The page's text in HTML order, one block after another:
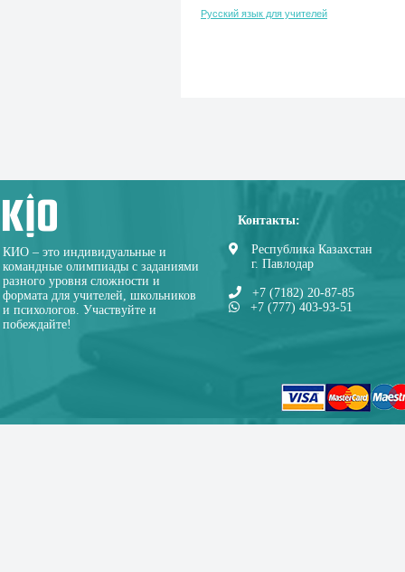
Русский язык для учителей
КИО – это индивидуальные и
командные олимпиады с заданиями
разного уровня сложности и
формата для учителей, школьников
и психологов. Участвуйте и
побеждайте!
Контакты:
Республика Казахстан
г. Павлодар
+7 (7182) 20-87-85
+7 (777) 403-93-51